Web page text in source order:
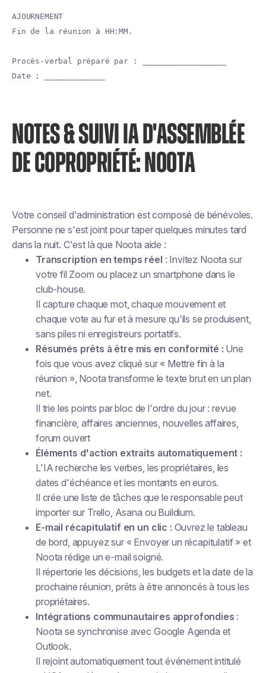
AJOURNEMENT
Fin de la réunion à HH:MM.
Procès-verbal préparé par : __________________
Date : _____________
NOTES & SUIVI IA D'ASSEMBLÉE
DE COPROPRIÉTÉ: NOOTA
Votre conseil d'administration est composé de bénévoles.
Personne ne s'est joint pour taper quelques minutes tard
dans la nuit. C'est là que Noota aide :
Transcription en temps réel : Invitez Noota sur
votre fil Zoom ou placez un smartphone dans le
club-house.
Il capture chaque mot, chaque mouvement et
chaque vote au fur et à mesure qu'ils se produisent,
sans piles ni enregistreurs portatifs.
Résumés prêts à être mis en conformité : Une
fois que vous avez cliqué sur « Mettre fin à la
réunion », Noota transforme le texte brut en un plan
net.
Il trie les points par bloc de l'ordre du jour : revue
financière, affaires anciennes, nouvelles affaires,
forum ouvert
Éléments d'action extraits automatiquement :
L'IA recherche les verbes, les propriétaires, les
dates d'échéance et les montants en euros.
Il crée une liste de tâches que le responsable peut
importer sur Trello, Asana ou Buildium.
E-mail récapitulatif en un clic : Ouvrez le tableau
de bord, appuyez sur « Envoyer un récapitulatif » et
Noota rédige un e-mail soigné.
Il répertorie les décisions, les budgets et la date de la
prochaine réunion, prêts à être annoncés à tous les
propriétaires.
Intégrations communautaires approfondies :
Noota se synchronise avec Google Agenda et
Outlook.
Il rejoint automatiquement tout événement intitulé